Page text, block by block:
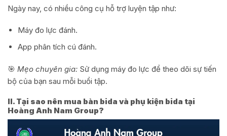
Ngày nay, có nhiều công cụ hỗ trợ luyện tập như:
Máy đo lực đánh.
App phân tích cú đánh.
🎯 Mẹo chuyên gia: Sử dụng máy đo lực để theo dõi sự tiến
bộ của bạn sau mỗi buổi tập.
II. Tại sao nên mua bàn bida và phụ kiện bida tại
Hoàng Anh Nam Group?